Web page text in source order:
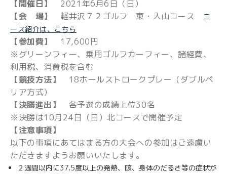
【開催日】
2021年6月6日（日）
【会 場】
軽井沢７２ゴルフ 東・入山コース
コ
ース紹介は、こちら
【参加費】
17,600円
※グリーンフィー、乗用ゴルフカーフィー、諸経費、
利用税、消費税を含む
【競技方法】
18ホールストロークプレー（ダブルペ
リア方式）
【決勝進出】
各予選の成績上位30名
※決勝は10月24日（日）北コースで開催予定
【注意事項】
以下の事項にあてはまる方の大会への参加はご遠慮い
ただきますようお願いいたします。
２週間以内に37.5度以上の発熱、咳、身体のだるさ等の症状が